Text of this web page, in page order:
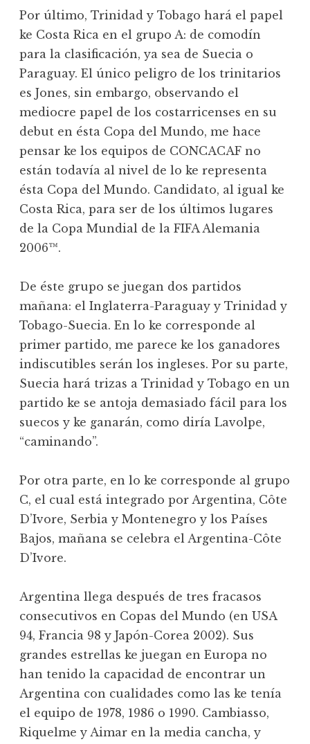
Por último, Trinidad y Tobago hará el papel
ke Costa Rica en el grupo A: de comodín
para la clasificación, ya sea de Suecia o
Paraguay. El único peligro de los trinitarios
es Jones, sin embargo, observando el
mediocre papel de los costarricenses en su
debut en ésta Copa del Mundo, me hace
pensar ke los equipos de CONCACAF no
están todavía al nivel de lo ke representa
ésta Copa del Mundo. Candidato, al igual ke
Costa Rica, para ser de los últimos lugares
de la Copa Mundial de la FIFA Alemania
2006™.
De éste grupo se juegan dos partidos
mañana: el Inglaterra-Paraguay y Trinidad y
Tobago-Suecia. En lo ke corresponde al
primer partido, me parece ke los ganadores
indiscutibles serán los ingleses. Por su parte,
Suecia hará trizas a Trinidad y Tobago en un
partido ke se antoja demasiado fácil para los
suecos y ke ganarán, como diría Lavolpe,
“caminando”.
Por otra parte, en lo ke corresponde al grupo
C, el cual está integrado por Argentina, Côte
D’Ivore, Serbia y Montenegro y los Países
Bajos, mañana se celebra el Argentina-Côte
D’Ivore.
Argentina llega después de tres fracasos
consecutivos en Copas del Mundo (en USA
94, Francia 98 y Japón-Corea 2002). Sus
grandes estrellas ke juegan en Europa no
han tenido la capacidad de encontrar un
Argentina con cualidades como las ke tenía
el equipo de 1978, 1986 o 1990. Cambiasso,
Riquelme y Aimar en la media cancha, y